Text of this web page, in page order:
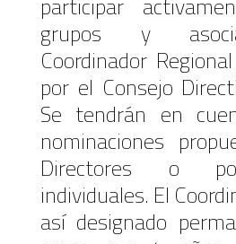
participar
grupos y
Coordinador
por el Consejo
Se tendrán en
nominaciones
Directores o
individuales. El
así designado